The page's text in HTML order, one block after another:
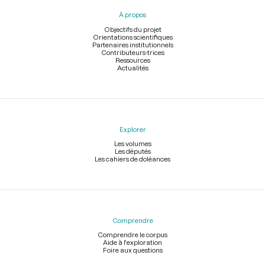
À propos
Objectifs du projet
Orientations scientifiques
Partenaires institutionnels
Contributeurs-trices
Ressources
Actualités
Explorer
Les volumes
Les députés
Les cahiers de doléances
Comprendre
Comprendre le corpus
Aide à l'exploration
Foire aux questions